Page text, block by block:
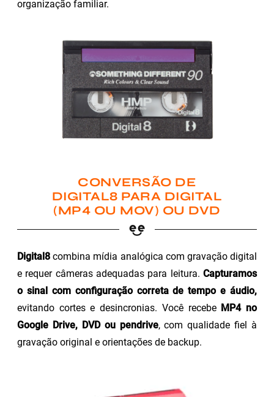
organização familiar.
CONVERSÃO DE
DIGITAL8 PARA DIGITAL
(MP4 OU MOV) OU DVD
Digital8 combina mídia analógica com gravação digital
e requer câmeras adequadas para leitura. Capturamos
o sinal com configuração correta de tempo e áudio,
evitando cortes e desincronias. Você recebe MP4 no
Google Drive, DVD ou pendrive, com qualidade fiel à
gravação original e orientações de backup.